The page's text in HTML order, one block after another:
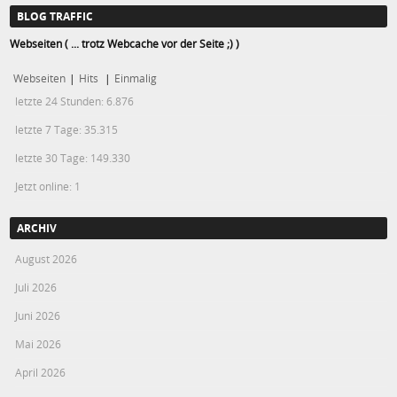
BLOG TRAFFIC
Webseiten ( ... trotz Webcache vor der Seite ;) )
Webseiten | Hits | Einmalig
letzte 24 Stunden:6.876
letzte 7 Tage: 35.315
letzte 30 Tage: 149.330
Jetzt online: 1
ARCHIV
August 2026
Juli 2026
Juni 2026
Mai 2026
April 2026